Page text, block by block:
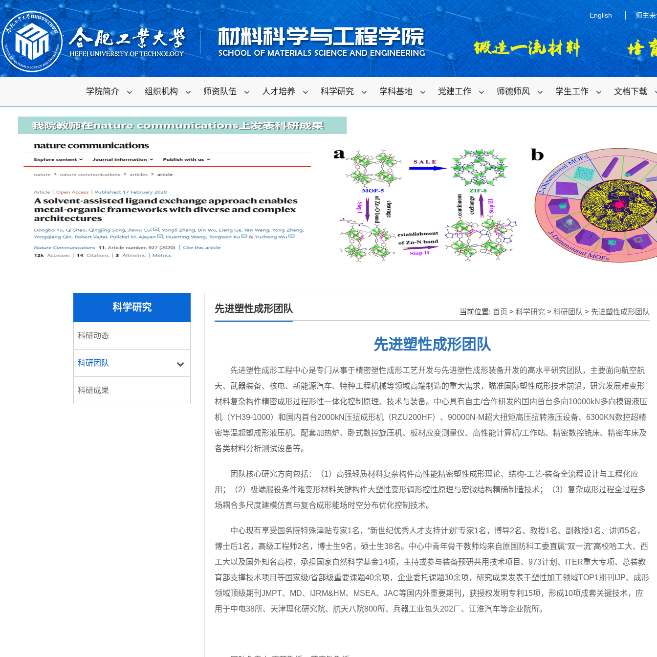
English 师生
学院简介 组织机构 师资队伍 人才培养 科学研究 学科基地 党建工作 师德师风 学生工作 文档下载
科学研究
科研动态
科研团队
科研成果
先进塑性成形团队 当前位置: 首页 > 科学研究 > 科研团队 > 先进塑性成形团队
先进塑性成形团队
先进塑性成形工程中心是专门从事于精密塑性成形工艺开发与先进塑性成形装备开发的高水平研究团队，主要面向航空航
天、武器装备、核电、新能源汽车、特种工程机械等领域高端制造的重大需求，瞄准国际塑性成形技术前沿，研究发展难变形
材料复杂构件精密成形过程形性一体化控制原理、技术与装备。中心具有自主/合作研发的国内首台多向10000kN多向模锻液压
机（YH39-1000）和国内首台2000kN压扭成形机（RZU200HF）、90000N·M超大扭矩高压扭转液压设备、6300KN数控超精
密等温超塑成形液压机、配套加热炉、卧式数控旋压机、板材应变测量仪、高性能计算机/工作站、精密数控铣床、精密车床及
各类材料分析测试设备等。
团队核心研究方向包括：（1）高强轻质材料复杂构件高性能精密塑性成形理论、结构-工艺-装备全流程设计与工程化应
用；（2）极端服役条件难变形材料关键构件大塑性变形调形控性原理与宏微结构精确制造技术；（3）复杂成形过程全过程多
场耦合多尺度建模仿真与复合成形能场时空分布优化控制技术。
中心现有享受国务院特殊津贴专家1名，“新世纪优秀人才支持计划”专家1名，博导2名、教授1名、副教授1名、讲师5名，
博士后1名，高级工程师2名，博士生9名，硕士生38名。中心中青年骨干教师均来自原国防科工委直属“双一流”高校哈工大、西
工大以及国外知名高校，承担国家自然科学基金14项，主持或参与装备预研共用技术项目、973计划、ITER重大专项、总装教
育部支撑技术项目等国家级/省部级重要课题40余项，企业委托课题30余项，研究成果发表于塑性加工领域TOP1期刊IJP、成形
领域顶级期刊JMPT、MD、IJRM&HM、MSEA、JAC等国内外重要期刊，获授权发明专利15项，形成10项成套关键技术，应
用于中电38所、天津理化研究院、航天八院800所、兵器工业包头202厂、江淮汽车等企业院所。